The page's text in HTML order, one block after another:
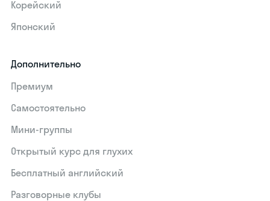
Корейский
Японский
Дополнительно
Премиум
Самостоятельно
Мини-группы
Открытый курс для глухих
Бесплатный английский
Разговорные клубы